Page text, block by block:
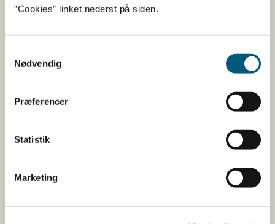
”Cookies” linket nederst på siden.
Nødvendig
Præferencer
Statistik
Marketing
officielle Kostråd og smileykontroller, som du kender
Kontakt
Stationsparken 31-33
CVR: 62534516
Mandag: 9-12 og 13-15